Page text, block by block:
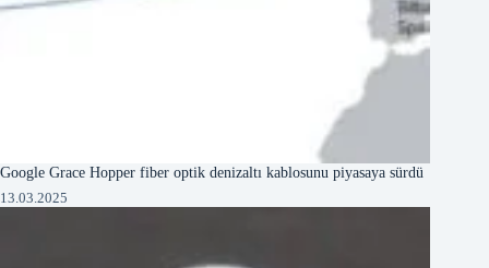
Google Grace Hopper fiber optik denizaltı kablosunu piyasaya sürdü
13.03.2025